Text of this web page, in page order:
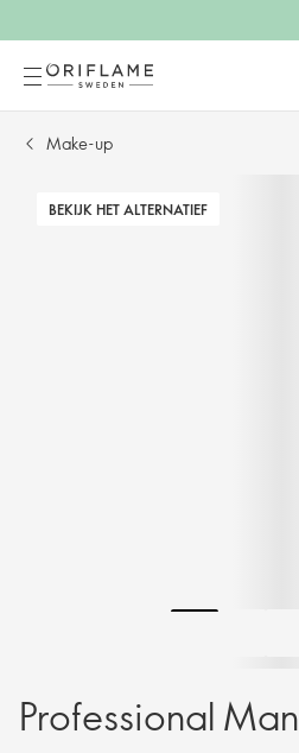
Make-up
BEKIJK HET ALTERNATIEF
Professional